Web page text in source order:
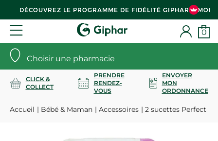
DÉCOUVREZ LE PROGRAMME DE FIDÉLITÉ GIPHAR & MOI
Choisir une pharmacie
0
CLICK &
COLLECT
PRENDRE
RENDEZ-
VOUS
ENVOYER
MON
ORDONNANCE
Accueil Bébé & Maman Accessoires 2 sucettes Perfect 0-